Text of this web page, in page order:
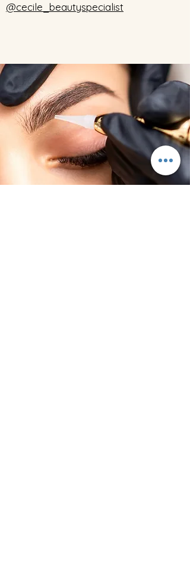
@cecile_beautyspecialist